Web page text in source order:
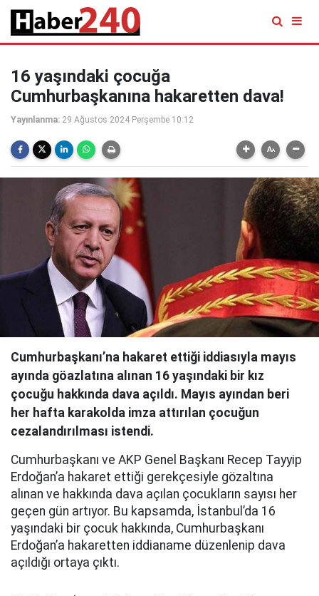
16 yaşındaki çocuğa
Cumhurbaşkanına hakaretten dava!
Yayınlanma: 29 Ağustos 2024 Perşembe 10:12
Cumhurbaşkanı’na hakaret ettiği iddiasıyla mayıs
ayında göazlatına alınan 16 yaşındaki bir kız
çocuğu hakkında dava açıldı. Mayıs ayından beri
her hafta karakolda imza attırılan çocuğun
cezalandırılması istendi.
Cumhurbaşkanı ve AKP Genel Başkanı Recep Tayyip
Erdoğan’a hakaret ettiği gerekçesiyle gözaltına
alınan ve hakkında dava açılan çocukların sayısı her
geçen gün artıyor. Bu kapsamda, İstanbul’da 16
yaşındaki bir çocuk hakkında, Cumhurbaşkanı
Erdoğan’a hakaretten iddianame düzenlenip dava
açıldığı ortaya çıktı.